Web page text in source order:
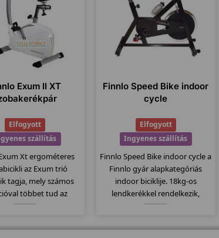
Exum II XT
Elfogyott
szállítás
Xt ergométeres
az Exum trió
tagja, mely számos
többet tud az
szintén 150kg-os
Finnlo Speed Bike indoor
cycle
Elfogyott
Ingyenes szállítás
Finnlo Speed Bike indoor cycle a
Finnlo gyár alapkategóriás
indoor biciklije. 18kg-os
lendkerékkel rendelkezik,
Kitűnően alkalmas erőltetett